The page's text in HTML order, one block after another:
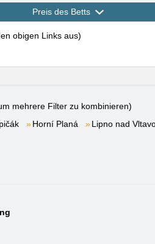
Preis des Betts
obigen Links aus)
mehrere Filter zu kombinieren)
Horní Planá Lipno nad